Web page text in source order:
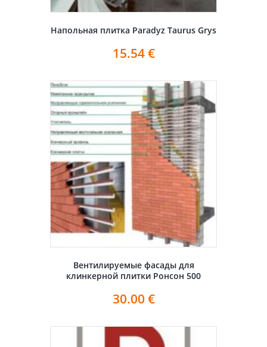
Напольная плитка Paradyz Taurus Grys
15.54€
Вентилируемые фасады для
клинкерной плитки Ронсон 500
30.00 €